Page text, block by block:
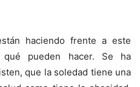
haciendo frente a este
pueden hacer. Se ha
que la soledad tiene una